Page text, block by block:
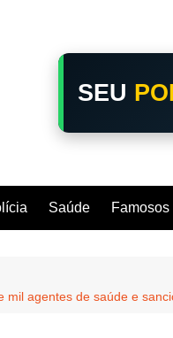
SEU
Saúde Famosos
agentes de saúde e